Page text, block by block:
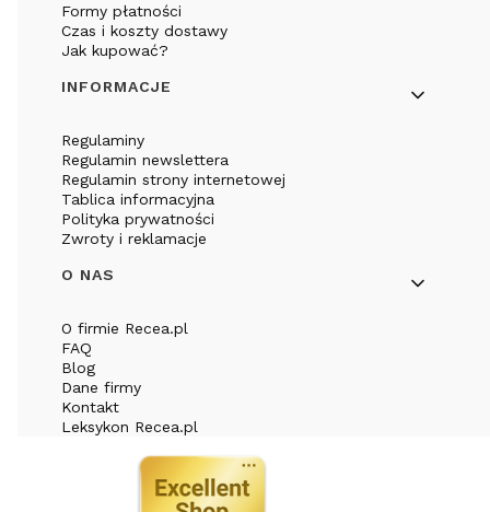
Formy płatności
Czas i koszty dostawy
Jak kupować?
INFORMACJE
Regulaminy
Regulamin newslettera
Regulamin strony internetowej
Tablica informacyjna
Polityka prywatności
Zwroty i reklamacje
O NAS
O firmie Recea.pl
FAQ
Blog
Dane firmy
Kontakt
Leksykon Recea.pl